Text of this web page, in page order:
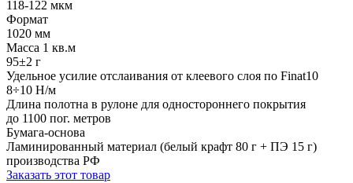
118-122 мкм
Формат
1020 мм
Масса 1 кв.м
95±2 г
Удельное усилие отслаивания от клеевого слоя по Finat10
8÷10 Н/м
Длина полотна в рулоне для одностороннего покрытия
до 1100 пог. метров
Бумага-основа
Ламинированный материал (белый крафт 80 г + ПЭ 15 г)
производства РФ
Заказать этот товар